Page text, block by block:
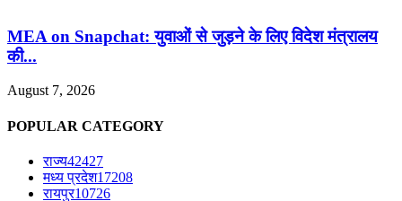
MEA on Snapchat: युवाओं से जुड़ने के लिए विदेश मंत्रालय
की...
August 7, 2026
POPULAR CATEGORY
राज्य42427
मध्य प्रदेश17208
रायपुर10726